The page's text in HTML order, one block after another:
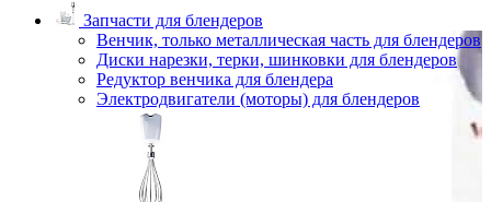
Запчасти для блендеров
Венчик, только металлическая часть для блендеров
Диски нарезки, терки, шинковки для блендеров
Редуктор венчика для блендера
Электродвигатели (моторы) для блендеров